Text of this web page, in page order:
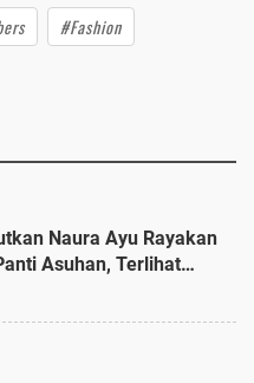
#Fashion
Naura Ayu Rayakan
Asuhan, Terlihat
Cokelat